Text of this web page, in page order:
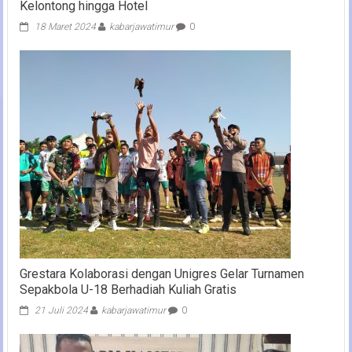
Kelontong hingga Hotel
18 Maret 2024 kabarjawatimur 0
Grestara Kolaborasi dengan Unigres Gelar Turnamen
Sepakbola U-18 Berhadiah Kuliah Gratis
21 Juli 2024 kabarjawatimur 0